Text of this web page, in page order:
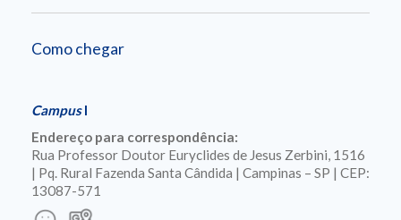
Como chegar
CampusI
Endereço para correspondência:
Rua Professor Doutor Euryclides de Jesus Zerbini, 1516
| Pq. Rural Fazenda Santa Cândida | Campinas – SP | CEP:
13087-571